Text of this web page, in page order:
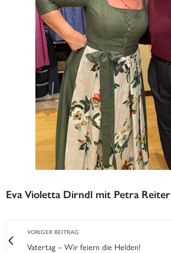
Eva Violetta Dirndl mit Petra Reiter
VORIGER BEITRAG
Vatertag – Wir feiern die Helden!